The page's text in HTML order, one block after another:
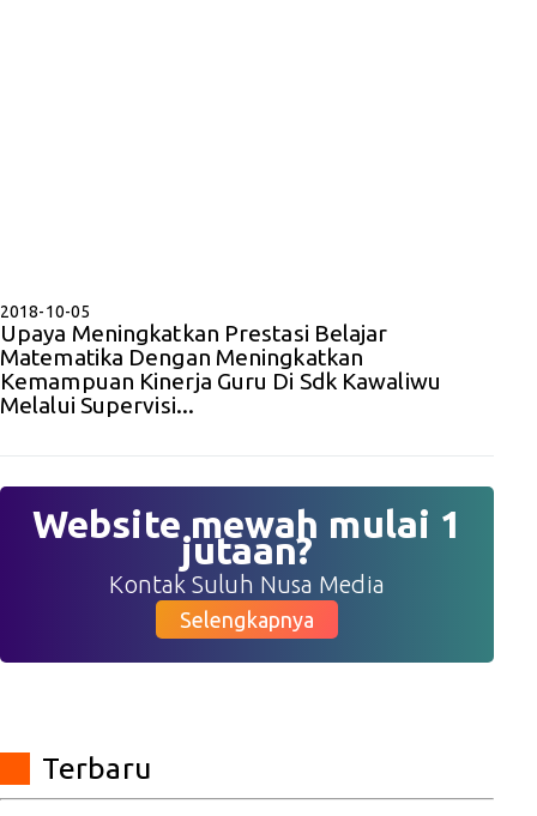
2018-10-05
Upaya Meningkatkan Prestasi Belajar
Matematika Dengan Meningkatkan
Kemampuan Kinerja Guru Di Sdk Kawaliwu
Melalui Supervisi...
Website mewah mulai 1
jutaan?
Kontak Suluh Nusa Media
Selengkapnya
Terbaru